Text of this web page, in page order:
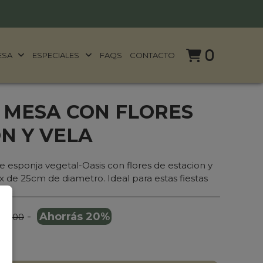
ESPECIALES FAQS CONTACTO 0
CON FLORES
Y VELA
esponja vegetal-Oasis con flores de estacion y
de 25cm de diametro. Ideal para estas fiestas
- Ahorrás 20%